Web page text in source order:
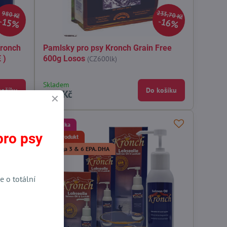
980 Kč
15%
)
233,70 Kč
16%
Pamlsky pro psy Kronch Grain Free
600g Losos (CZ600lk)
Skladem
195 Kč Do košíku
Novinka
Top produkt
Omega 3 & 6 EPA. DHA
psy
o totální